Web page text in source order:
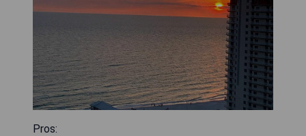
Pros: